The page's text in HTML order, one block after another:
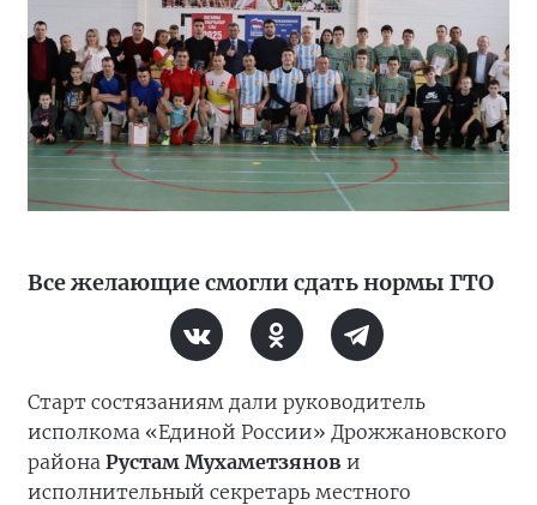
Все желающие смогли сдать нормы ГТО
Старт состязаниям дали руководитель
исполкома «Единой России» Дрожжановского
района Рустам Мухаметзянов и
исполнительный секретарь местного